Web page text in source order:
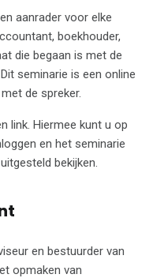
aanrader voor elke
boekhouder,
die begaan is met de
seminarie is een online
de spreker.
link. Hiermee kunt u op
en het seminarie
bekijken.
en bestuurder van
opmaken van